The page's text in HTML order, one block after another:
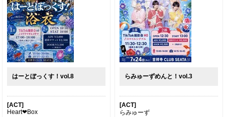
はーとぼっくす！vol.8
[ACT]
Heart❤︎Box
らみゅーずめんと！vol.3
[ACT]
らみゅーず